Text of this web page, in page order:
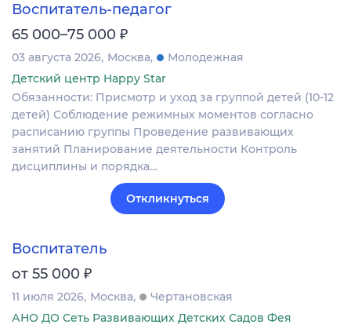
Воспитатель-педагог
65 000–75 000 ₽
03 августа 2026 Москва
Молодежная
Детский центр Happy Star
Обязанности: Присмотр и уход за группой детей (10-12
детей) Соблюдение режимных моментов согласно
расписанию группы Проведение развивающих
занятий Планирование деятельности Контроль
дисциплины и порядка…
Откликнуться
Воспитатель
от 55 000 ₽
11 июля 2026 Москва
Чертановская
АНО ДО Сеть Развивающих Детских Садов Фея